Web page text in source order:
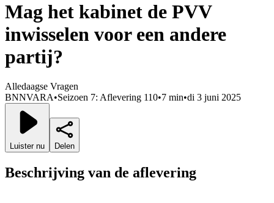
Mag het kabinet de PVV
inwisselen voor een andere
partij?
Alledaagse Vragen
BNNVARA•Seizoen 7: Aflevering 110•7 min•di 3 juni 2025
Luister nu Delen
Beschrijving van de aflevering